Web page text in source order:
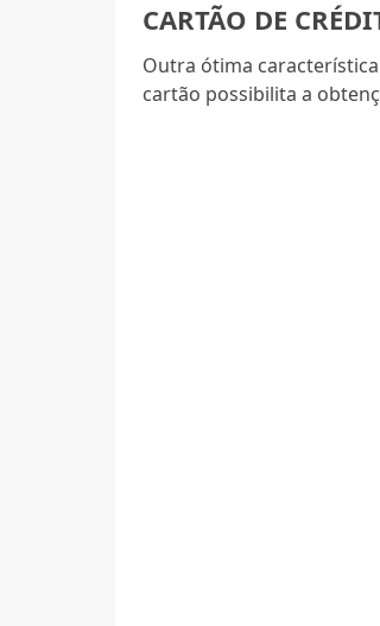
CARTÃO DE
Outra ótima
cartão possibilita a